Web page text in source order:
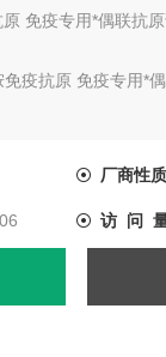
免疫专用*偶联抗
疫抗原 免疫专用*
厂商性质
访 问 量